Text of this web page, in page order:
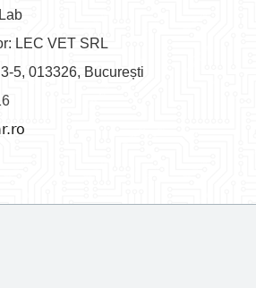
LEC VET SRL
5, 013326, București